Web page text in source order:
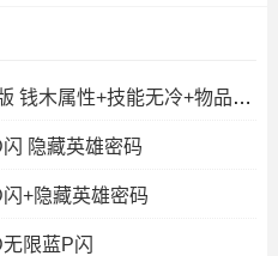
守卫雅典娜女神变态版HKE版 钱木属性+技能无冷+物品HKE地图
隐藏英雄密码
+隐藏英雄密码
限蓝P闪